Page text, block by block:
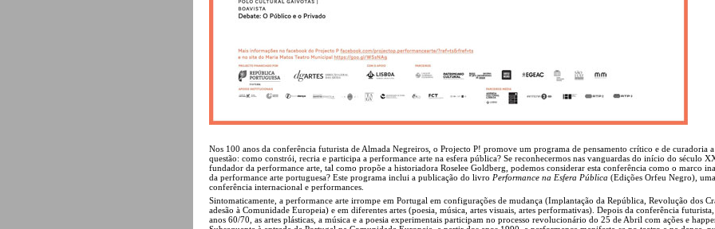
Nos 100 anos da conferência futurista de Almada Negreiros, o Projecto P! promove um programa de pensamento crítico e de curadoria
questão: como constrói, recria e participa a performance arte na esfera pública? Se reconhecermos nas vanguardas do início do século
fundador da performance arte, tal como propõe a historiadora Roselee Goldberg, podemos considerar esta conferência como o marco
da performance arte portuguesa? Este programa inclui a publicação do livro Performance na Esfera Pública (Edições Orfeu Negro), uma
conferência internacional e performances.
Sintomaticamente, a performance arte irrompe em Portugal em configurações de mudança (Implantação da República, Revolução dos
adesão à Comunidade Europeia) e em diferentes artes (poesia, música, artes visuais, artes performativas). Depois da conferência
anos 60/70, as artes plásticas, a música e a poesia experimentais participam no processo revolucionário do 25 de Abril com ações e